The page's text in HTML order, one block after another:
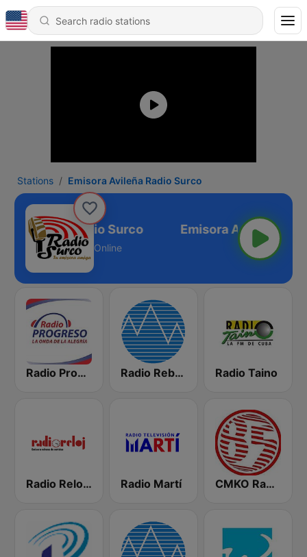
Stations Emisora Avileña Radio Surco
Avileña Radio Surco
Online
Radio Progreso 90.3 FM Radio Rebelde FM Radio Taino
Radio Reloj 950 AM Radio Martí CMKO Radio Angulo